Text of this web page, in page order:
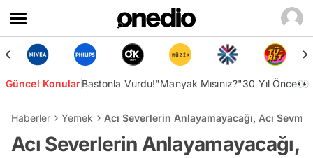
Güncel KonularBastonla Vurdu!"Manyak Mısınız?"30 Yıl Önce👀
Haberler Yemek Acı Severlerin Anlayamayacağı, Acı
Acı Severlerin Anlayamayacağı,